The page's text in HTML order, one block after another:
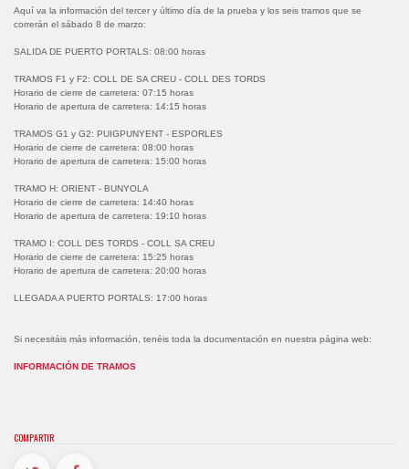
Aquí va la información del tercer y último día de la prueba y los seis tramos que se
correrán el sábado 8 de marzo:
SALIDA DE PUERTO PORTALS: 08:00 horas
TRAMOS F1 y F2: COLL DE SA CREU - COLL DES TORDS
Horario de cierre de carretera: 07:15 horas
Horario de apertura de carretera: 14:15 horas
TRAMOS G1 y G2: PUIGPUNYENT - ESPORLES
Horario de cierre de carretera: 08:00 horas
Horario de apertura de carretera: 15:00 horas
TRAMO H: ORIENT - BUNYOLA
Horario de cierre de carretera: 14:40 horas
Horario de apertura de carretera: 19:10 horas
TRAMO I: COLL DES TORDS - COLL SA CREU
Horario de cierre de carretera: 15:25 horas
Horario de apertura de carretera: 20:00 horas
LLEGADA A PUERTO PORTALS: 17:00 horas
Si necesitáis más información, tenéis toda la documentación en nuestra página web:
INFORMACIÓN DE TRAMOS
COMPARTIR